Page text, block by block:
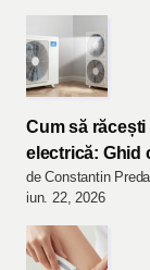
Cum să
electrică: Ghid
de Constantin Preda
iun. 22, 2026